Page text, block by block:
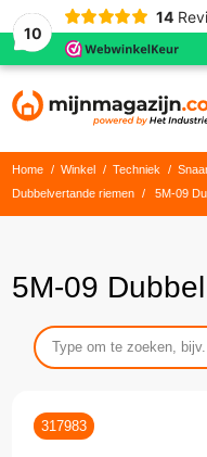
10
14
Home / Winkel / Techniek /
Dubbelvertande riemen
/ 5M-09
5M-09 Dubbel
317983